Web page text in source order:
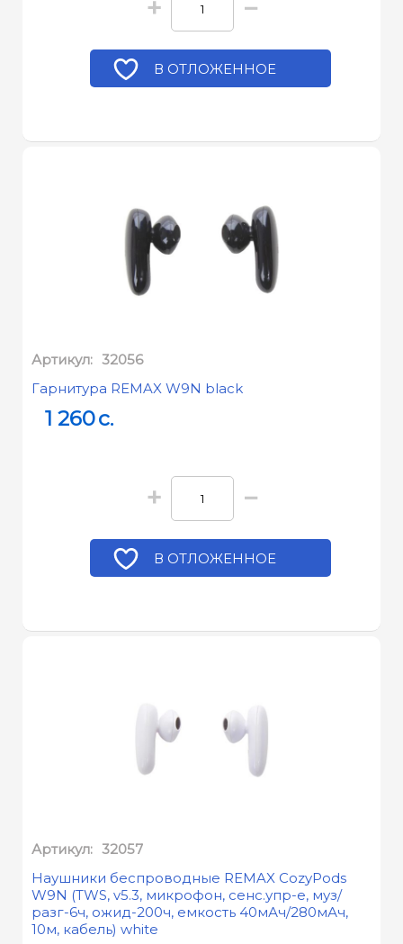
+ −
В ОТЛОЖЕННОЕ
Артикул: 32056
Гарнитура REMAX W9N black
1 260c.
+ −
В ОТЛОЖЕННОЕ
Артикул: 32057
Наушники беспроводные REMAX CozyPods
W9N (TWS, v5.3, микрофон, сенс.упр-е, муз/
разг-6ч, ожид-200ч, емкость 40мАч/280мАч,
10м, кабель) white